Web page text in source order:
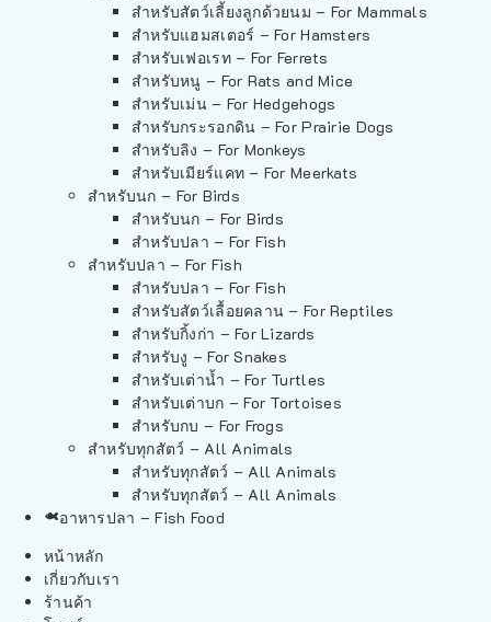
สำหรับสัตว์เลี้ยงลูกด้วยนม – For Mammals
สำหรับแฮมสเตอร์ – For Hamsters
สำหรับเฟอเรท – For Ferrets
สำหรับหนู – For Rats and Mice
สำหรับเม่น – For Hedgehogs
สำหรับกระรอกดิน – For Prairie Dogs
สำหรับลิง – For Monkeys
สำหรับเมียร์แคท – For Meerkats
สำหรับนก – For Birds
สำหรับนก – For Birds
สำหรับปลา – For Fish
สำหรับปลา – For Fish
สำหรับปลา – For Fish
สำหรับสัตว์เลื้อยคลาน – For Reptiles
สำหรับกิ้งก่า – For Lizards
สำหรับงู – For Snakes
สำหรับเต่าน้ำ – For Turtles
สำหรับเต่าบก – For Tortoises
สำหรับกบ – For Frogs
สำหรับทุกสัตว์ – All Animals
สำหรับทุกสัตว์ – All Animals
สำหรับทุกสัตว์ – All Animals
อาหารปลา – Fish Food
หน้าหลัก
เกี่ยวกับเรา
ร้านค้า